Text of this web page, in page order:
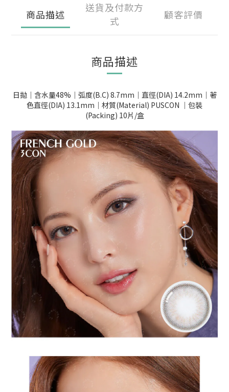
商品描述
送貨及付款方
式
顧客評價
商品描述
日拋｜含水量48%｜弧度(B.C) 8.7mm｜直徑(DIA) 14.2mm｜著
色直徑(DIA) 13.1mm｜材質(Material) PUSCON ｜包裝
(Packing) 10片/盒